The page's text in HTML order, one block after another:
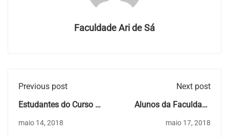
Faculdade Ari de Sá
Previous post
Estudantes do Curso de
Direito visitam Tribunal
maio 14, 2018
Next post
Alunos da Faculdade
Ari de Sá participam na
maio 17, 2018